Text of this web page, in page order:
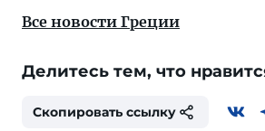
Все новости Греции
Делитесь тем, что
Скопировать ссылку